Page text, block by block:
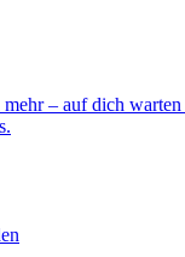
– auf dich